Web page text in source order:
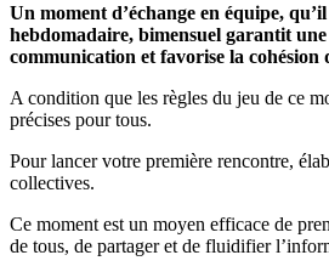
Un moment d’échange en équipe,
hebdomadaire, bimensuel garantit
communication et favorise la cohésion
A condition que les règles du jeu de ce
précises pour tous.
Pour lancer votre première rencontre,
collectives.
Ce moment est un moyen efficace de
de tous, de partager et de fluidifier